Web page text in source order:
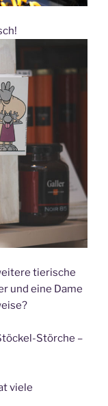
tierische
und eine Dame
Störche –
viele